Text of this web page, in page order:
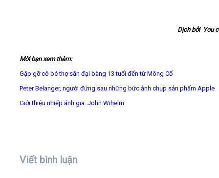
Dịch bởi You
Mời bạn xem thêm:
Gặp gỡ cô bé thợ săn đại bàng 13 tuổi đến từ Mông Cổ
Peter Belanger, người đứng sau những bức ảnh chụp sản phẩm Apple
Giới thiệu nhiếp ảnh gia: John Wihelm
Viết bình luận